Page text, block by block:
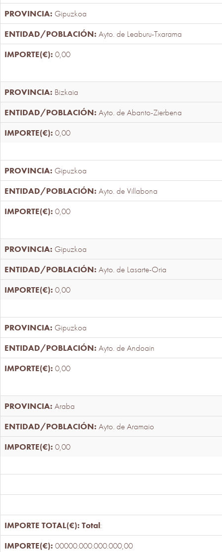
Gipuzkoa
Ayto. de Leaburu-Txarama
0,00
Bizkaia
Ayto. de Abanto-Zierbena
0,00
Gipuzkoa
Ayto. de Villabona
0,00
Gipuzkoa
Ayto. de Lasarte-Oria
0,00
Gipuzkoa
Ayto. de Andoain
0,00
Araba
Ayto. de Aramaio
0,00
Total:
00000.000.000.000,00